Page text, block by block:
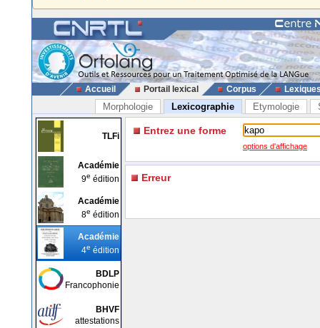
Accueil Portail lexical Corpus
Morphologie Lexicographie Etymologie
TLFi
Académie
9e édition
Académie
8e édition
Académie
4e édition
BDLP
Francophonie
BHVF
attestations
Entrez une forme
options d'affichage
Erreur